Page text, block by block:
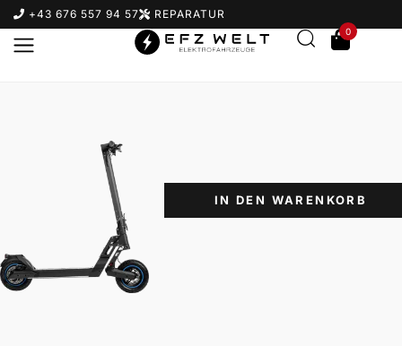
+43 676 557 94 57 REPARATUR
Suchbegriff eingeben & Enter klicken
0
IN DEN WARENKORB